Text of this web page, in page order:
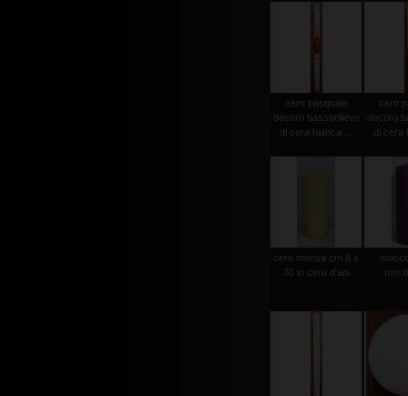
cero pasquale
decoro bassorilievo
di cera bianca ...
cero
decoro
di cera
cero mensa cm.8 x
30 in cera d'api